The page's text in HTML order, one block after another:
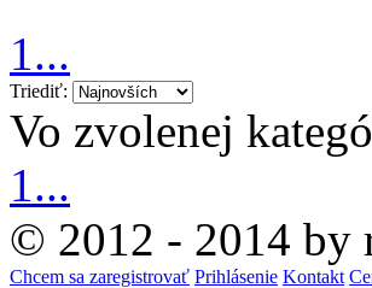
1...
Triediť:
Vo zvolenej
1...
© 2012 - 2014 by
Chcem sa zaregistrovať Prihlásenie Kontakt